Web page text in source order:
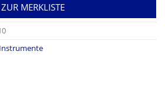
ZUR MERKLISTE